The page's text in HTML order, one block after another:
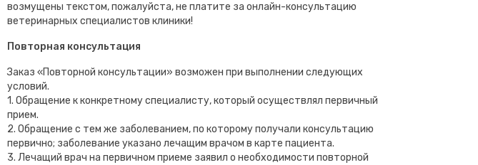
возмущены текстом, пожалуйста, не платите за онлайн-консультацию
ветеринарных специалистов клиники!
Повторная консультация
Заказ «Повторной консультации» возможен при выполнении следующих
условий.
1. Обращение к конкретному специалисту, который осуществлял первичный
прием.
2. Обращение с тем же заболеванием, по которому получали консультацию
первично; заболевание указано лечащим врачом в карте пациента.
3. Лечащий врач на первичном приеме заявил о необходимости повторной